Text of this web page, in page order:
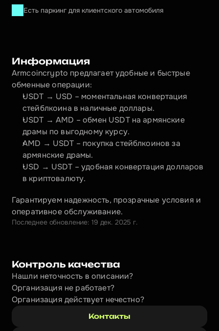
Есть паркинг для клиентского автомобиля
Информация
Armcoincrypto предлагает удобные и быстрые
обменные операции:
USDT → USD – моментальная конвертация
стейблкоина в наличные доллары.
USDT → AMD – обмен USDT на армянские
драмы по выгодному курсу.
AMD → USDT – покупка стейблкоинов за
армянские драмы.
USD → USDT – удобная конвертация долларов
в криптовалюту.
Гарантируем надежность, прозрачные условия и
оперативное обслуживание.
Последнее обновление: 19 дек. 2025 г.
Контроль качества
Нашли неточность в описании?
Организация не работает?
Организация действует нечестно?
Контакты